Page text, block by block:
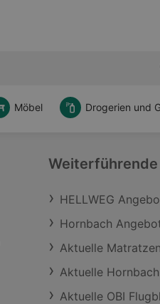
Möbel Drogerien und
Weiterführende
HELLWEG
Hornbach
Aktuelle
Aktuelle
Aktuelle OBI